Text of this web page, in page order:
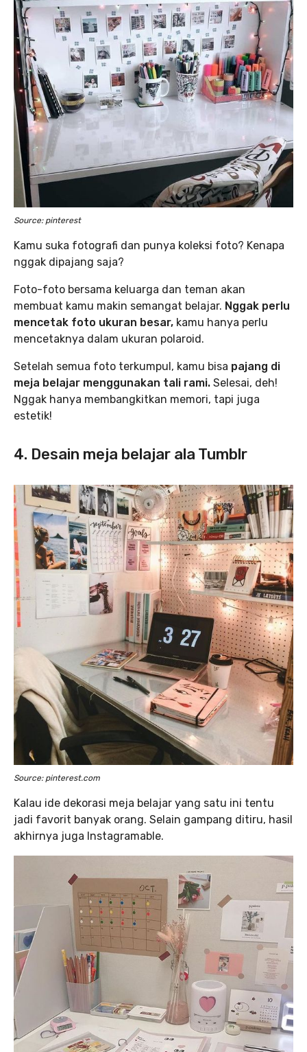
Source: pinterest
Kamu suka fotografi dan punya koleksi foto? Kenapa
nggak dipajang saja?
Foto-foto bersama keluarga dan teman akan
membuat kamu makin semangat belajar. Nggak perlu
mencetak foto ukuran besar, kamu hanya perlu
mencetaknya dalam ukuran polaroid.
Setelah semua foto terkumpul, kamu bisa pajang di
meja belajar menggunakan tali rami. Selesai, deh!
Nggak hanya membangkitkan memori, tapi juga
estetik!
4. Desain meja belajar ala Tumblr
Source: pinterest.com
Kalau ide dekorasi meja belajar yang satu ini tentu
jadi favorit banyak orang. Selain gampang ditiru, hasil
akhirnya juga Instagramable.